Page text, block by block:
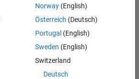
Norway(English)
Österreich (Deutsch)
Portugal (English)
Sweden (English)
Switzerland
Deutsch
Antipiratería
Estado de las aplicaciones
Inc.
Seleccione un país/